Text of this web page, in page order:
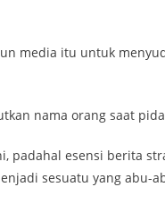
media itu untuk
nama orang saat
padahal esensi berita
sesuatu yang abu-